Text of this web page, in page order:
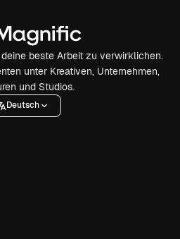
beste Arbeit zu verwirklichen.
unter Kreativen, Unternehmen,
und Studios.
Deutsch